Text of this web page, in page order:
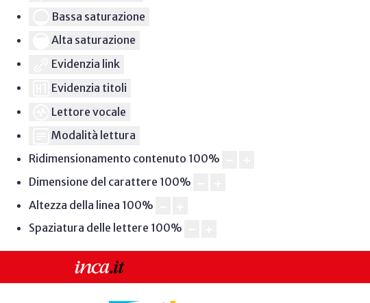
Bassa saturazione
Alta saturazione
Evidenzia link
Evidenzia titoli
Lettore vocale
Modalità lettura
Ridimensionamento contenuto 100%
Dimensione del carattere 100%
Altezza della linea 100%
Spaziatura delle lettere 100%